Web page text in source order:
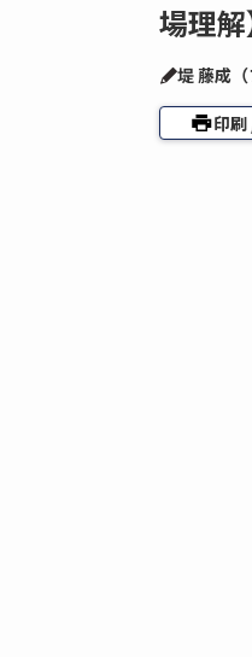
場理解
堤 藤成
印刷